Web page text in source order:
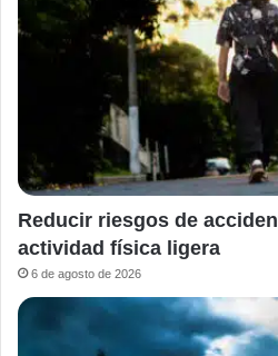
Reducir riesgos de
actividad física ligera
6 de agosto de 2026